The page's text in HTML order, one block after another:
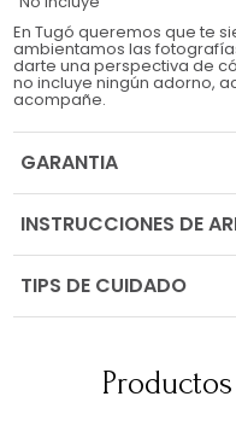
En Tugó queremos que te
ambientamos las
darte una perspectiva de
no incluye ningún adorno,
acompañe.
GARANTIA
INSTRUCCIONES DE
TIPS DE CUIDADO